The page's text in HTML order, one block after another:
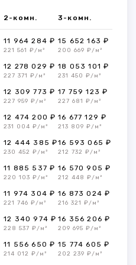
2-комн. 3-комн.
11 964 284 ₽
221 561 ₽/м²
15 652 163 ₽
200 669 ₽/м²
12 278 029 ₽
227 371 ₽/м²
18 053 101 ₽
231 450 ₽/м²
12 309 773 ₽
227 959 ₽/м²
17 759 123 ₽
227 681 ₽/м²
12 474 200 ₽
231 004 ₽/м²
16 677 129 ₽
213 809 ₽/м²
12 444 385 ₽
230 452 ₽/м²
16 593 065 ₽
212 732 ₽/м²
11 885 537 ₽
220 103 ₽/м²
16 570 905 ₽
212 448 ₽/м²
11 974 304 ₽
221 746 ₽/м²
16 873 024 ₽
216 321 ₽/м²
12 340 974 ₽
228 537 ₽/м²
16 356 206 ₽
209 695 ₽/м²
11 556 650 ₽
214 012 ₽/м²
15 774 605 ₽
202 239 ₽/м²